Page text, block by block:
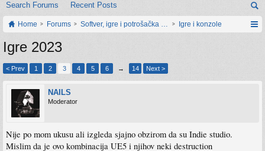
Search Forums Recent Posts
Home Forums Softver, igre i potrošačka elektronikaIgre i konzole
Igre 2023
< Prev 1 2 3 4 5 6 → 14 Next >
NAILS
Moderator
Nije po mom ukusu ali izgleda sjajno obzirom da su Indie studio.
Mislim da je ovo kombinacija UE5 i njihov neki destruction